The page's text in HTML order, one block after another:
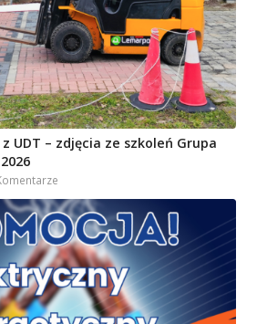
UDT – zdjęcia ze szkoleń Grupa